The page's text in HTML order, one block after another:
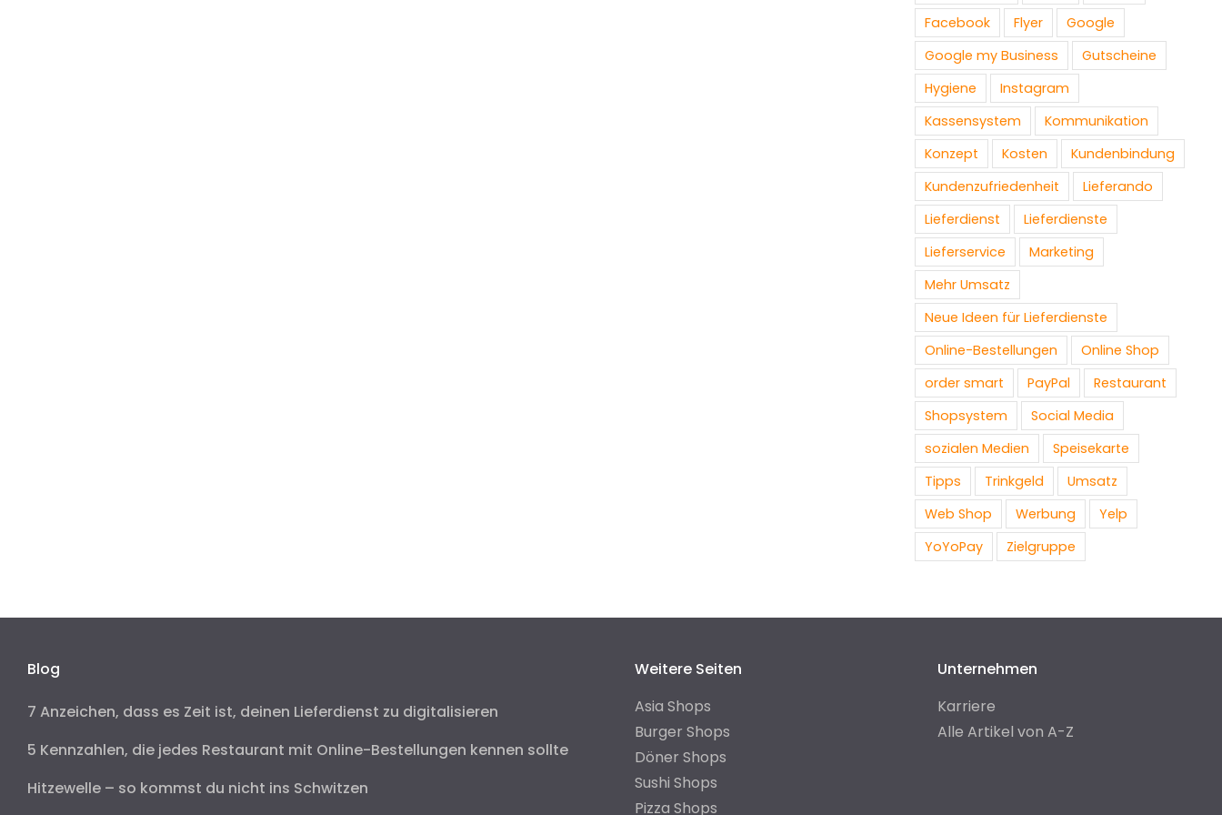
Facebook
Flyer
Google
Google my Business
Gutscheine
Hygiene
Instagram
Kassensystem
Kommunikation
Konzept
Kosten
Kundenbindung
Kundenzufriedenheit
Lieferando
Lieferdienst
Lieferdienste
Lieferservice
Marketing
Mehr Umsatz
Neue Ideen für Lieferdienste
Online-Bestellungen
Online Shop
order smart
PayPal
Restaurant
Shopsystem
Social Media
sozialen Medien
Speisekarte
Tipps
Trinkgeld
Umsatz
Web Shop
Werbung
Yelp
YoYoPay
Zielgruppe
Blog
7 Anzeichen, dass es Zeit ist, deinen Lieferdienst zu digitalisieren
5 Kennzahlen, die jedes Restaurant mit Online-Bestellungen kennen sollte
Hitzewelle – so kommst du nicht ins Schwitzen
Weitere Seiten
Asia Shops
Burger Shops
Döner Shops
Sushi Shops
Pizza Shops
Unternehmen
Karriere
Alle Artikel von A-Z